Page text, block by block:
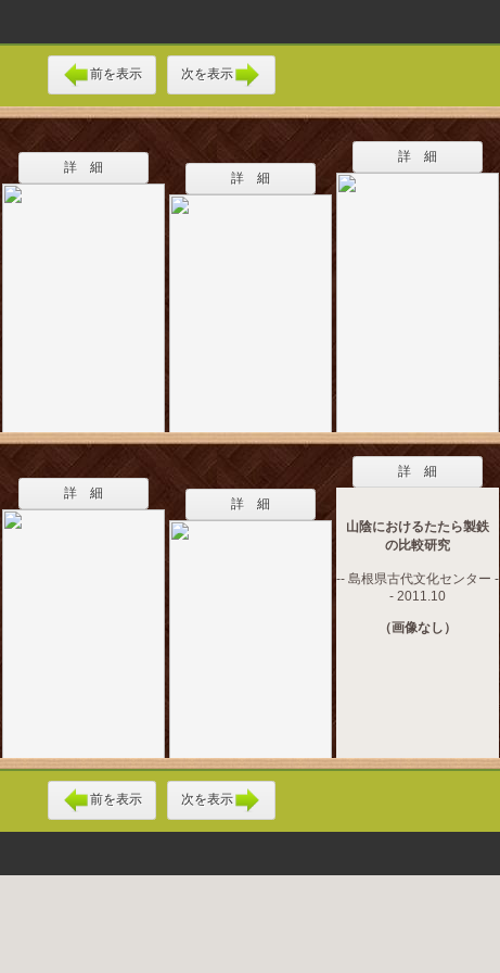
前を表示 次を表示
詳 細
詳 細
詳 細
詳 細
詳 細
詳 細
山陰におけるたたら製鉄
の比較研究
-- 島根県古代文化センター -
- 2011.10
（画像なし）
前を表示 次を表示